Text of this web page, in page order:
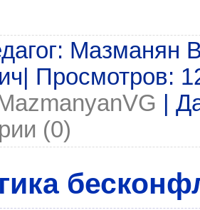
Мазманян
Просмотров:
|
(0)